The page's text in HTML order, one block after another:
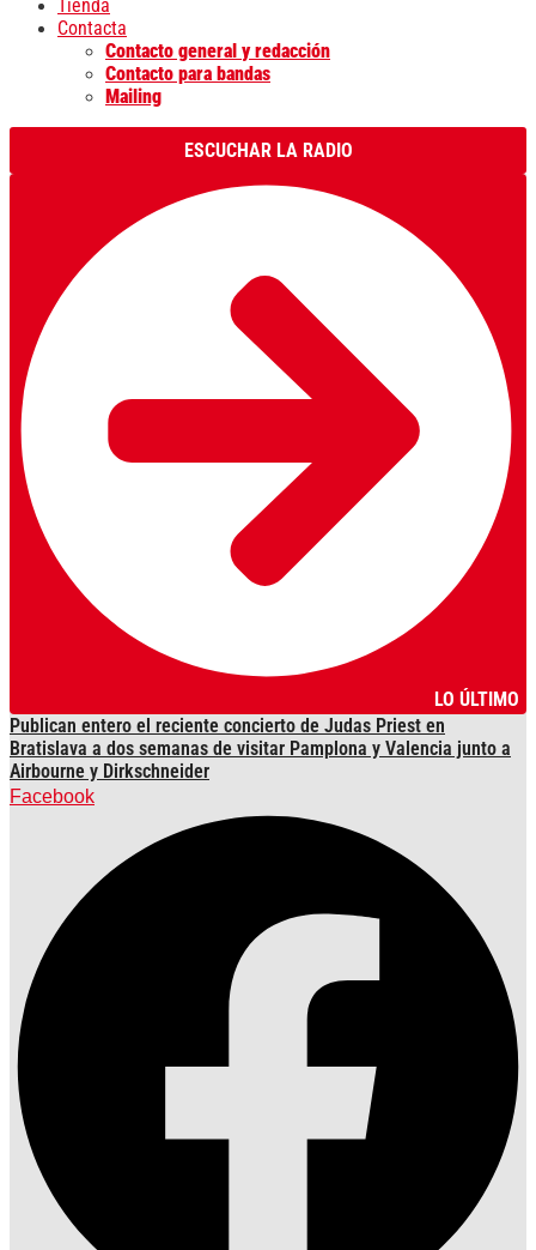
Tienda
Contacta
Contacto general y redacción
Contacto para bandas
Mailing
ESCUCHAR LA RADIO
LO ÚLTIMO
Publican entero el reciente concierto de Judas Priest en
Bratislava a dos semanas de visitar Pamplona y Valencia junto a
Airbourne y Dirkschneider
Facebook